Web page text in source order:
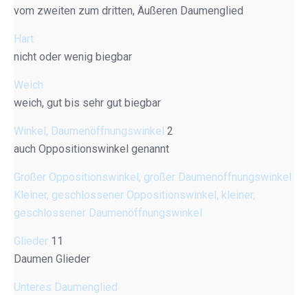
vom zweiten zum dritten, Äußeren Daumenglied
Hart
nicht oder wenig biegbar
Weich
weich, gut bis sehr gut biegbar
Winkel, Daumenöffnungswinkel 2
auch Oppositionswinkel genannt
Großer Oppositionswinkel, großer Daumenöffnungswinkel
Kleiner, geschlossener Oppositionswinkel, kleiner,
geschlossener Daumenöffnungswinkel
Glieder 11
Daumen Glieder
Unteres Daumenglied